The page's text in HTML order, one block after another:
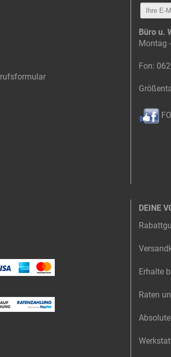
Büro u.
Montag
Fon:
DEINE
Erhalte
Raten